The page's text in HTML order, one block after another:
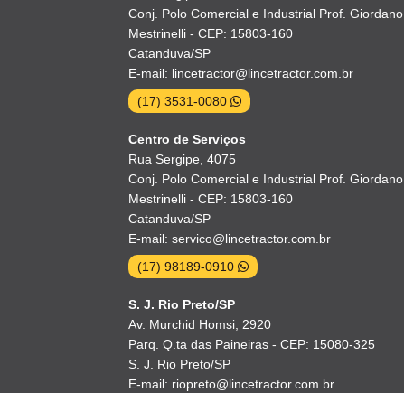
Conj. Polo Comercial e Industrial Prof. Giordano
Mestrinelli - CEP: 15803-160
Catanduva/SP
E-mail: lincetractor@lincetractor.com.br
(17) 3531-0080
Centro de Serviços
Rua Sergipe, 4075
Conj. Polo Comercial e Industrial Prof. Giordano
Mestrinelli - CEP: 15803-160
Catanduva/SP
E-mail: servico@lincetractor.com.br
(17) 98189-0910
S. J. Rio Preto/SP
Av. Murchid Homsi, 2920
Parq. Q.ta das Paineiras - CEP: 15080-325
S. J. Rio Preto/SP
E-mail: riopreto@lincetractor.com.br